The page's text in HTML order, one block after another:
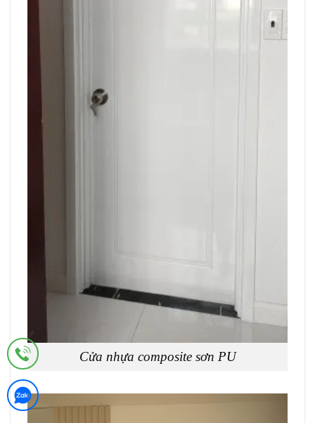
Cửa nhựa composite sơn PU